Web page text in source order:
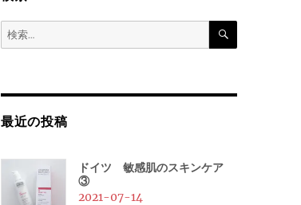
検
索:
検
最近の投稿
ドイツ 敏感肌のスキンケア
③
2021-07-14